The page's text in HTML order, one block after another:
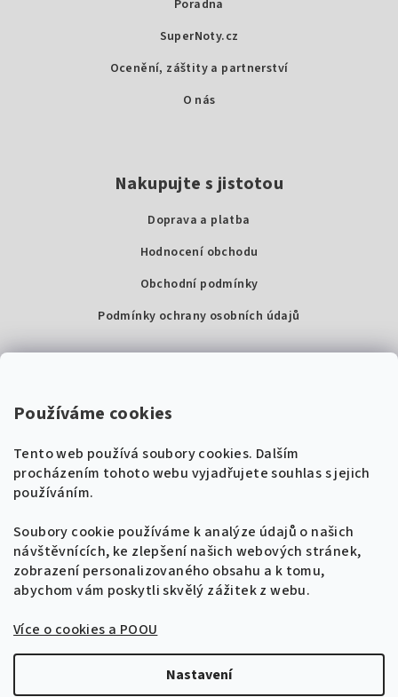
Používáme cookies
Tento web používá soubory cookies. Dalším
procházením tohoto webu vyjadřujete souhlas s jejich
používáním.
Soubory cookie používáme k analýze údajů o našich
návštěvnících, ke zlepšení našich webových stránek,
zobrazení personalizovaného obsahu a k tomu,
abychom vám poskytli skvělý zážitek z webu.
Více o cookies a POOU
Nastavení
Poradna
SuperNoty.cz
Ocenění, záštity a partnerství
O nás
Nakupujte s jistotou
Doprava a platba
Hodnocení obchodu
Obchodní podmínky
Podmínky ochrany osobních údajů
Super Noty, s.r.o.
IČ: 04568672
+420 604 485 792
info@supernoty.cz
V pracovních dnech od 8:00 do 17:00
VISA
🎸 Naladíme tě na nové zpěvníky!
Získej tipy, novinky a 10 % slevuna první
objednávku.
Přihlásit se k odběru
Zásady zpracování osobních údajů